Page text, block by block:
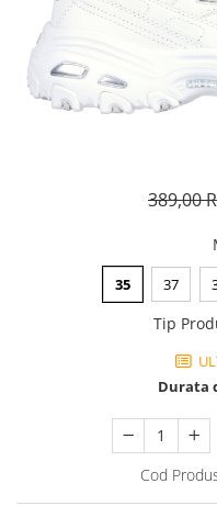
Tricouri copii
Pantaloni lungi copii
Bluze copii
Geci si veste copii
Ingrijire incaltaminte389,00
35 37
Tip
Durata
Cod